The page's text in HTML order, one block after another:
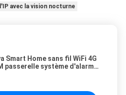
avec la vision nocturne
Smart Home sans fil WiFi 4G
passerelle système d'alarme
PIR